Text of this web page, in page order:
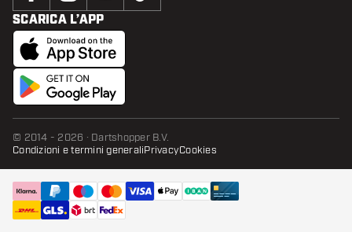
SCARICA L’APP
© 2014 - 2026 · Dartshopper B.V.
Condizioni e termini generaliPrivacyCookies